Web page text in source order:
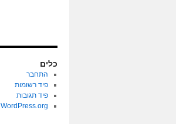
כלים
התחבר
פיד רשומות
פיד תגובות
WordPress.org